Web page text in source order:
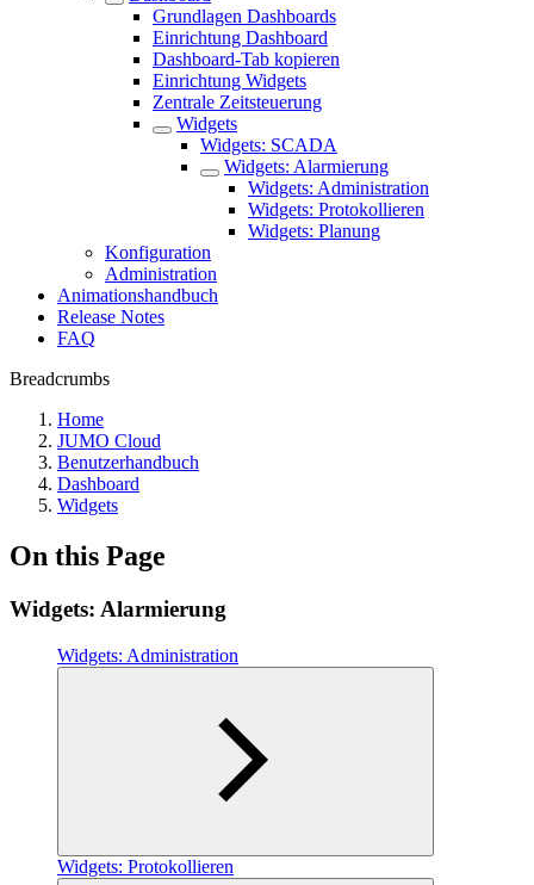
Grundlagen Dashboards
Einrichtung Dashboard
Dashboard-Tab kopieren
Einrichtung Widgets
Zentrale Zeitsteuerung
Widgets
Widgets: SCADA
Widgets: Alarmierung
Widgets: Administration
Widgets: Protokollieren
Widgets: Planung
Konfiguration
Administration
Animationshandbuch
Release Notes
FAQ
Breadcrumbs
Home
JUMO Cloud
Benutzerhandbuch
Dashboard
Widgets
On this Page
Widgets: Alarmierung
Widgets: Administration
Widgets: Protokollieren